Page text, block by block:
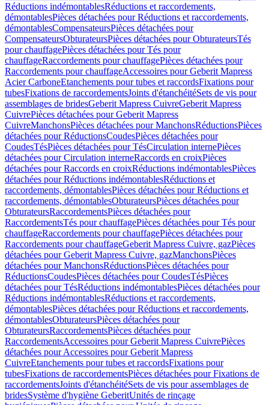
Réductions indémontablesRéductions et raccordements,
démontablesPièces détachées pour Réductions et raccordements,
démontablesCompensateursPièces détachées pour
CompensateursObturateursPièces détachées pour ObturateursTés
pour chauffagePièces détachées pour Tés pour
chauffageRaccordements pour chauffagePièces détachées pour
Raccordements pour chauffageAccessoires pour Geberit Mapress
Acier CarboneEtanchements pour tubes et raccordsFixations pour
tubesFixations de raccordementsJoints d'étanchéitéSets de vis pour
assemblages de bridesGeberit Mapress CuivreGeberit Mapress
CuivrePièces détachées pour Geberit Mapress
CuivreManchonsPièces détachées pour ManchonsRéductionsPièces
détachées pour RéductionsCoudesPièces détachées pour
CoudesTésPièces détachées pour TésCirculation internePièces
détachées pour Circulation interneRaccords en croixPièces
détachées pour Raccords en croixRéductions indémontablesPièces
détachées pour Réductions indémontablesRéductions et
raccordements, démontablesPièces détachées pour Réductions et
raccordements, démontablesObturateursPièces détachées pour
ObturateursRaccordementsPièces détachées pour
RaccordementsTés pour chauffagePièces détachées pour Tés pour
chauffageRaccordements pour chauffagePièces détachées pour
Raccordements pour chauffageGeberit Mapress Cuivre, gazPièces
détachées pour Geberit Mapress Cuivre, gazManchonsPièces
détachées pour ManchonsRéductionsPièces détachées pour
RéductionsCoudesPièces détachées pour CoudesTésPièces
détachées pour TésRéductions indémontablesPièces détachées pour
Réductions indémontablesRéductions et raccordements,
démontablesPièces détachées pour Réductions et raccordements,
démontablesObturateursPièces détachées pour
ObturateursRaccordementsPièces détachées pour
RaccordementsAccessoires pour Geberit Mapress CuivrePièces
détachées pour Accessoires pour Geberit Mapress
CuivreEtanchements pour tubes et raccordsFixations pour
tubesFixations de raccordementsPièces détachées pour Fixations de
raccordementsJoints d'étanchéitéSets de vis pour assemblages de
bridesSystème d'hygiène GeberitUnités de rinçage